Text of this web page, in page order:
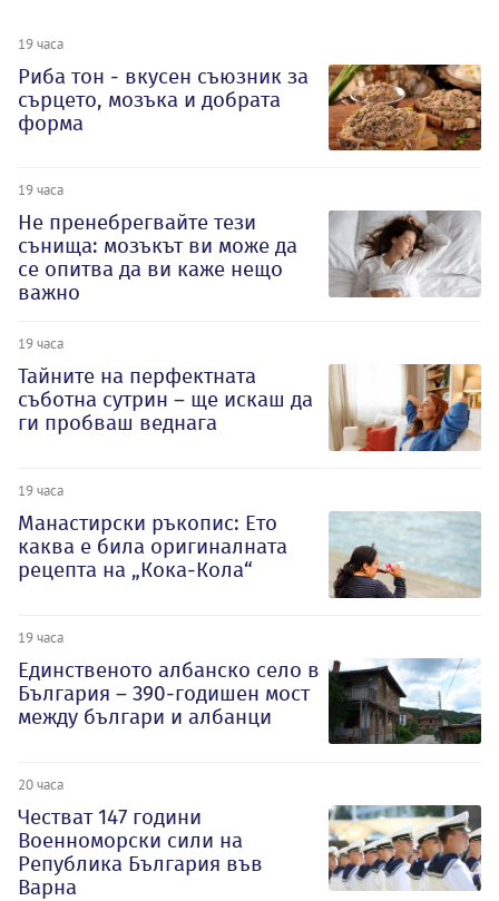
19 часа
Риба тон - вкусен съюзник за
сърцето, мозъка и добрата
форма
19 часа
Не пренебрегвайте тези
сънища: мозъкът ви може да
се опитва да ви каже нещо
важно
19 часа
Тайните на перфектната
съботна сутрин – ще искаш да
ги пробваш веднага
19 часа
Манастирски ръкопис: Ето
каква е била оригиналната
рецепта на „Кока-Кола“
19 часа
Единственото албанско село в
България – 390-годишен мост
между българи и албанци
20 часа
Честват 147 години
Военноморски сили на
Република България във
Варна